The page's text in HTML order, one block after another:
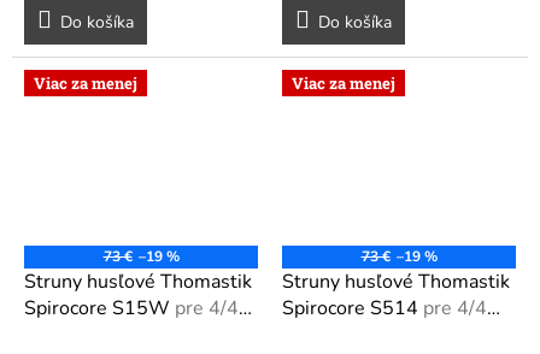
Do košíka
Do košíka
Viac za menej
73 € –19 %
Struny husľové Thomastik
Spirocore S15W pre 4/4
Viac za menej
73 € –19 %
Struny husľové Thomastik
Spirocore S514 pre 4/4